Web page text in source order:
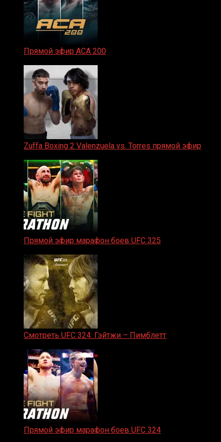
Прямой эфир ACA 200
Zuffa Boxing 2 Valenzuela vs. Torres прямой эфир
Прямой эфир марафон боев UFC 325
Смотреть UFC 324: Гэйтжи – Пимблетт
Прямой эфир марафон боев UFC 324